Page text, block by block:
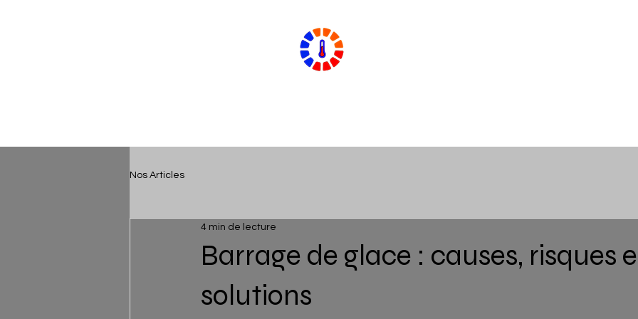
Nos Articles
Barrage de glace : causes, risques
solutions
4 min de lecture